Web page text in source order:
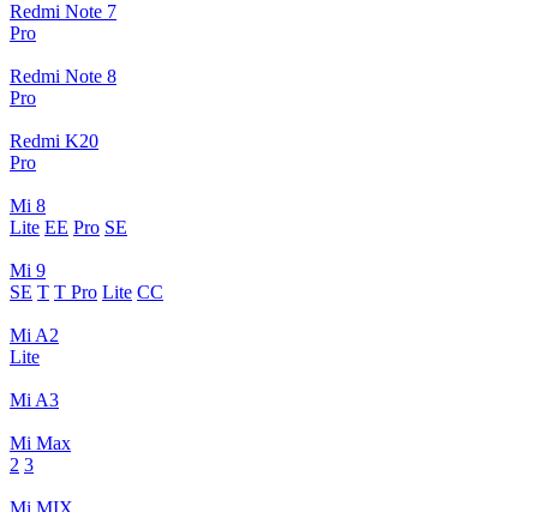
Redmi Note 7
Pro
Redmi Note 8
Pro
Redmi K20
Pro
Mi 8
Lite EE Pro SE
Mi 9
SE T T Pro Lite CC
Mi A2
Lite
Mi A3
Mi Max
2 3
Mi MIX